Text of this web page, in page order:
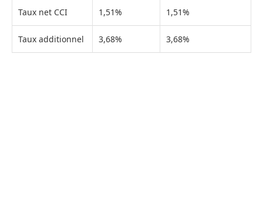
Taux net CCI 1,51% 1,51%
Taux additionnel 3,68% 3,68%